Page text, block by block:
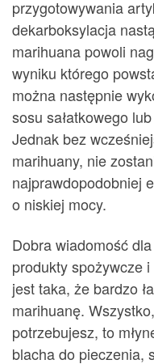
przygotowywania
dekarboksylacja
marihuana powoli
wyniku którego
można następnie
sosu sałatkowego
Jednak bez
marihuany, nie
najprawdopodobniej
o niskiej mocy.
Dobra wiadomość
produkty spożywcze
jest taka, że bardzo
marihuanę.
potrzebujesz, to
blacha do pieczenia,